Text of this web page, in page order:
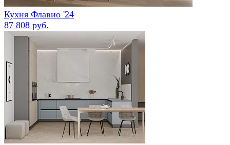
Кухня Флавио '24
87 808 руб.